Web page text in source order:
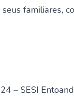
familiares,
– SESI